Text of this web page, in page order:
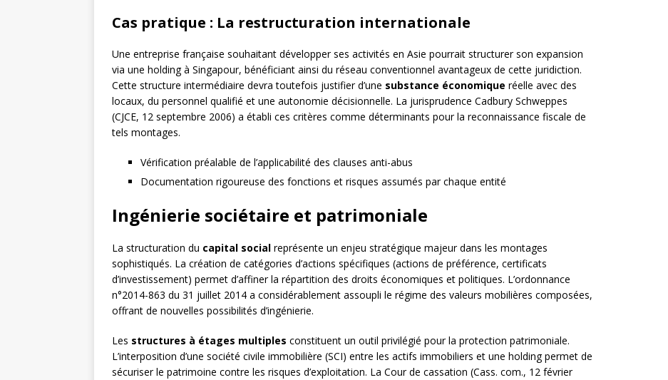
Cas pratique : La restructuration internationale
Une entreprise française souhaitant développer ses activités en Asie pourrait structurer son expansion
via une holding à Singapour, bénéficiant ainsi du réseau conventionnel avantageux de cette juridiction.
Cette structure intermédiaire devra toutefois justifier d’une substance économique réelle avec des
locaux, du personnel qualifié et une autonomie décisionnelle. La jurisprudence Cadbury Schweppes
(CJCE, 12 septembre 2006) a établi ces critères comme déterminants pour la reconnaissance fiscale de
tels montages.
Vérification préalable de l’applicabilité des clauses anti-abus
Documentation rigoureuse des fonctions et risques assumés par chaque entité
Ingénierie sociétaire et patrimoniale
La structuration du capital social représente un enjeu stratégique majeur dans les montages
sophistiqués. La création de catégories d’actions spécifiques (actions de préférence, certificats
d’investissement) permet d’affiner la répartition des droits économiques et politiques. L’ordonnance
n°2014-863 du 31 juillet 2014 a considérablement assoupli le régime des valeurs mobilières composées,
offrant de nouvelles possibilités d’ingénierie.
Les structures à étages multiples constituent un outil privilégié pour la protection patrimoniale.
L’interposition d’une société civile immobilière (SCI) entre les actifs immobiliers et une holding permet de
sécuriser le patrimoine contre les risques d’exploitation. La Cour de cassation (Cass. com., 12 février